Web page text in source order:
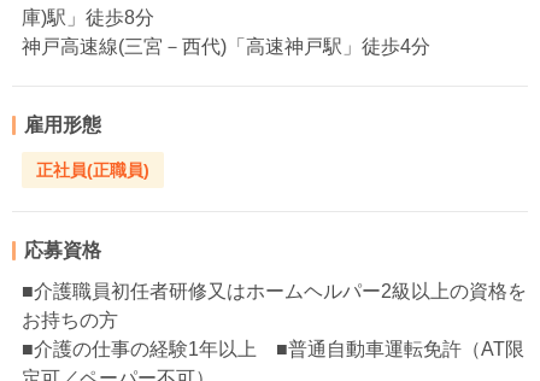
庫)駅」徒歩8分
神戸高速線(三宮－西代)「高速神戸駅」徒歩4分
雇用形態
正社員(正職員)
応募資格
■介護職員初任者研修又はホームヘルパー2級以上の資格を
お持ちの方
■介護の仕事の経験1年以上 ■普通自動車運転免許（AT限